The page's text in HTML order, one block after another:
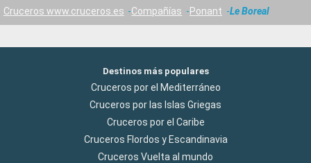
Cruceros www.cruceros.es Compañías Ponant Le Boreal
Destinos más populares
Cruceros por el Mediterráneo
Cruceros por las Islas Griegas
Cruceros por el Caribe
Cruceros Flordos y Escandinavia
Cruceros Vuelta al mundo